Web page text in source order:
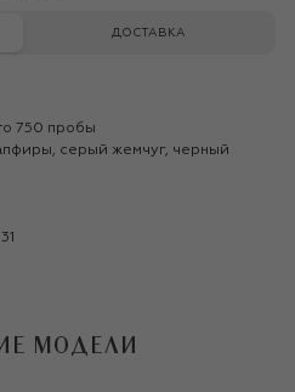
ДОСТАВКА
750 пробы
серый жемчуг, черный
МОДЕЛИ